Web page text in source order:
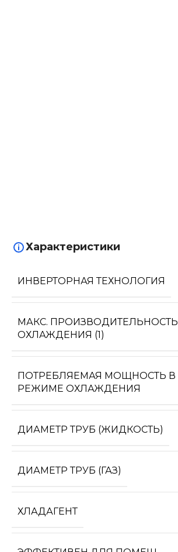
Характеристики
ИНВЕРТОРНАЯ ТЕХНОЛОГИЯ
МАКС. ПРОИЗВОДИТЕЛЬНОСТЬ
ОХЛАЖДЕНИЯ (1)
ПОТРЕБЛЯЕМАЯ МОЩНОСТЬ В
РЕЖИМЕ ОХЛАЖДЕНИЯ
ДИАМЕТР ТРУБ (ЖИДКОСТЬ)
ДИАМЕТР ТРУБ (ГАЗ)
ХЛАДАГЕНТ